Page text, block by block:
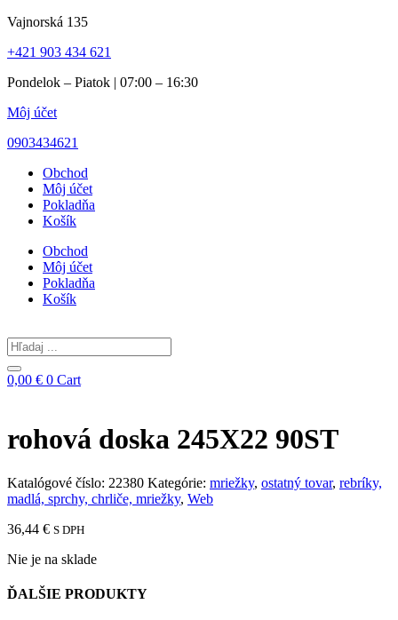
Preskočiť
obsah
Vajnorská 135
+421 903 434 621
Pondelok – Piatok | 07:00 – 16:30
Môj účet
0903434621
Obchod
Môj účet
Pokladňa
Košík
Obchod
Môj účet
Pokladňa
Košík
Search
...
0,00 € 0 Cart
rohová doska 245X22 90ST
Katalógové číslo: 22380 Kategórie: mriežky, ostatný tovar, rebríky,
madlá, sprchy, chrliče, mriežky, Web
36,44 € S DPH
Nie je na sklade
ĎALŠIE PRODUKTY